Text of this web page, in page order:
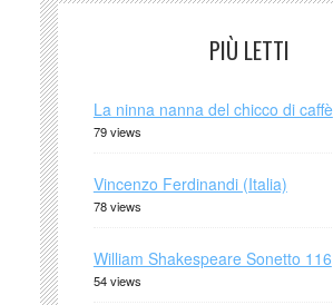
PIÙ LETTI
La ninna nanna del chicco di caffè
79 views
Vincenzo Ferdinandi (Italia)
78 views
William Shakespeare Sonetto 116
54 views